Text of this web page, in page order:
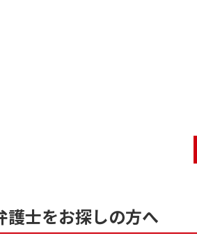
護士をお探しの方へ